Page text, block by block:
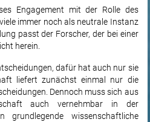
Engagement mit der Rolle des
immer noch als neutrale Instanz
passt der Forscher, der bei einer
herein.
dafür hat auch nur sie
liefert zunächst einmal nur die
Dennoch muss sich aus
auch vernehmbar in der
grundlegende wissenschaftliche